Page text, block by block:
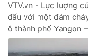
VTV.vn - Lực lượng
đấu với một đám
ô thành phố Yangon